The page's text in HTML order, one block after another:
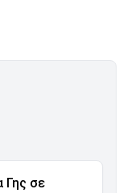
Γης σε